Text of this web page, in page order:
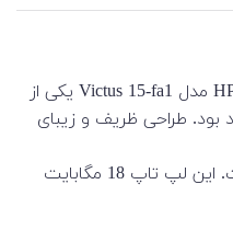
اچپی از برندهای بسیار پرکار در زمینه تولید لپ تاپ است. این مارک با تولید لپ تاپ‌های با کیفیت توانسته است در بازار لپ تاپ سهم بسیار خوبی داشته باشد. لپ تاپ HP مدل Victus 15-fa1 یکی از
خواهد بود. طراحی ظریف و زیبای
سازنده پردازنده این لپ تاپ اینتل سری Core i5 بوده و مدل آن 13500H خواهد بود. سازنده پردازنده گرافیکی این لپ تاپ انویدیا بوده و مدل آن GEFORCE RTX 4050 است. این لپ تاپ 18 مگابایت